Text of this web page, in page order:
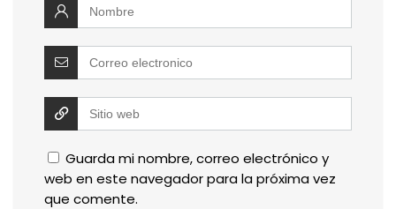
Guarda mi nombre, correo electrónico y
web en este navegador para la próxima vez
que comente.